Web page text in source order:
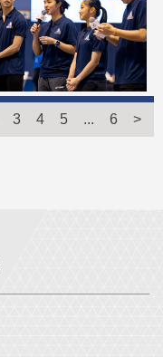
3 4 5 ... 6 >